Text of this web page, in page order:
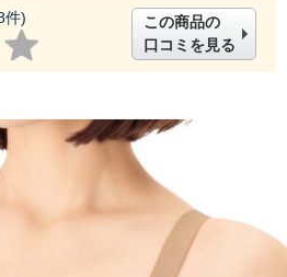
件)
この商品の
口コミを見る